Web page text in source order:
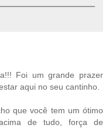
Foi um grande prazer
aqui no seu cantinho.
que você tem um ótimo
de tudo, força de